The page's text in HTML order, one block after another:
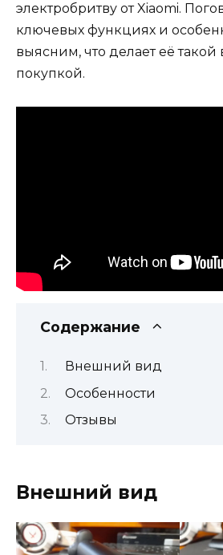
электробритву от Xiaomi.
ключевых функциях и
выясним, что делает её
покупкой.
Содержание
Внешний вид
Особенности
Отзывы
Внешний вид